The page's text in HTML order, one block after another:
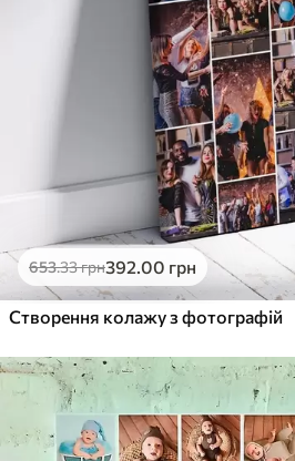
653.33грн392.00 грн
Створення колажу з фотографій